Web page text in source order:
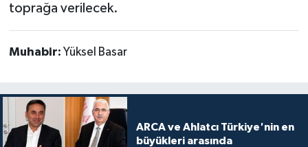
toprağa verilecek.
Muhabir: Yüksel Basar
ARCA ve Ahlatcı Türkiye'nin en
büyükleri arasında